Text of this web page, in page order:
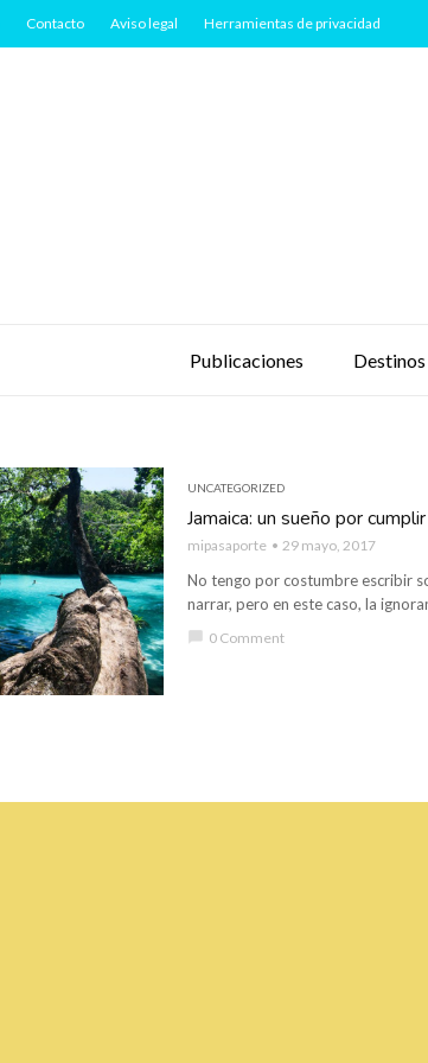
Publicaciones Destinos
Contacto Aviso legal Herramientas de privacidad
UNCATEGORIZED
Jamaica: un sueño por cumplir
mipasaporte 29 mayo, 2017
No tengo por costumbre escribir
narrar, pero en este caso, la
chat_bubble 0 Comment